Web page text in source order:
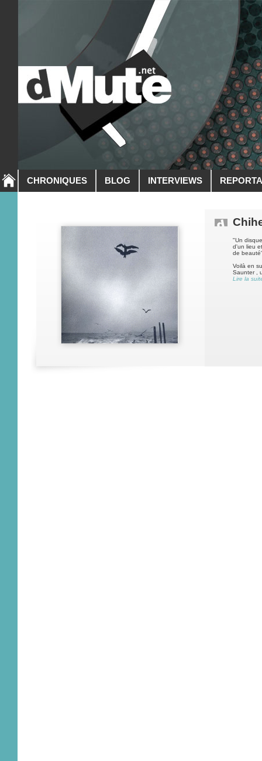
CHRONIQUES BLOG INTERVIEWS
"Un
d'un lieu
de
Voilà en
Saunter ,
Lire la